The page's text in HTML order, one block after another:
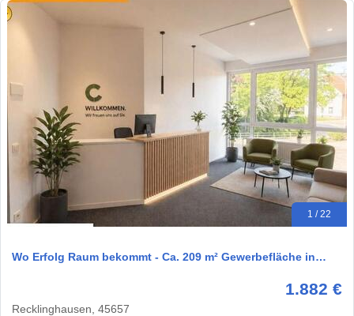
1 / 22
Wo Erfolg Raum bekommt - Ca. 209 m² Gewerbefläche in…
1.882 €
Recklinghausen, 45657